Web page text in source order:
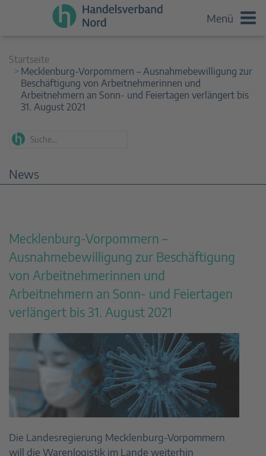
Menü
Startseite
Mecklenburg-Vorpommern – Ausnahmebewilligung zur
Beschäftigung von Arbeitnehmerinnen und
Arbeitnehmern an Sonn- und Feiertagen verlängert bis
31. August 2021
News
Mecklenburg-Vorpommern –
Ausnahmebewilligung zur Beschäftigung
von Arbeitnehmerinnen und
Arbeitnehmern an Sonn- und Feiertagen
verlängert bis 31. August 2021
Die Landesregierung Mecklenburg-Vorpommern
will die Warenlogistik im Lande weiterhin